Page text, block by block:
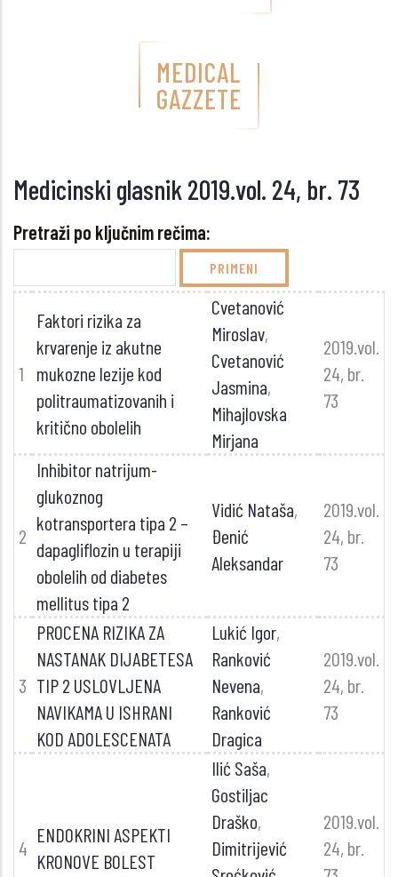
MEDICAL
GAZZETE
Medicinski glasnik 2019.vol. 24, br. 73
Pretraži po ključnim rečima:
1
Faktori rizika za
krvarenje iz akutne
mukozne lezije kod
politraumatizovanih i
kritično obolelih
Cvetanović
Miroslav,
Cvetanović
Jasmina,
Mihajlovska
Mirjana
2019.vol.
24, br.
73
2
Inhibitor natrijum-
glukoznog
kotransportera tipa 2 –
dapagliflozin u terapiji
obolelih od diabetes
mellitus tipa 2
Vidić Nataša,
Đenić
Aleksandar
2019.vol.
24, br.
73
3
PROCENA RIZIKA ZA
NASTANAK DIJABETESA
TIP 2 USLOVLJENA
NAVIKAMA U ISHRANI
KOD ADOLESCENATA
Lukić Igor,
Ranković
Nevena,
Ranković
Dragica
2019.vol.
24, br.
73
4
ENDOKRINI ASPEKTI
KRONOVE BOLEST
Ilić Saša,
Gostiljac
Draško,
Dimitrijević
2019.vol.
24, br.